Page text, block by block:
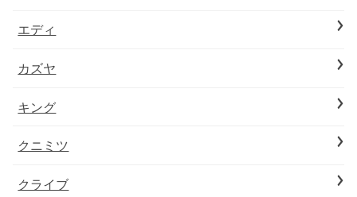
エディ
カズヤ
キング
クニミツ
クライブ